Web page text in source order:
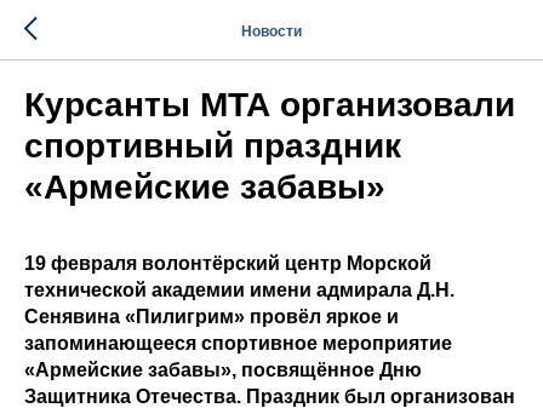
Новости
Курсанты МТА организовали
спортивный праздник
«Армейские забавы»
19 февраля волонтёрский центр Морской
технической академии имени адмирала Д.Н.
Сенявина «Пилигрим» провёл яркое и
запоминающееся спортивное мероприятие
«Армейские забавы», посвящённое Дню
Защитника Отечества. Праздник был организован